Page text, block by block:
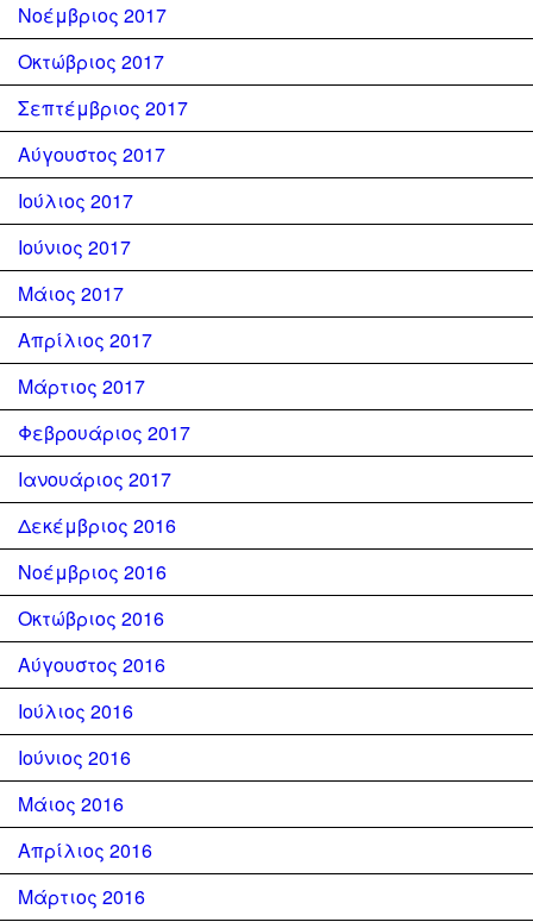
Νοέμβριος 2017
Οκτώβριος 2017
Σεπτέμβριος 2017
Αύγουστος 2017
Ιούλιος 2017
Ιούνιος 2017
Μάιος 2017
Απρίλιος 2017
Μάρτιος 2017
Φεβρουάριος 2017
Ιανουάριος 2017
Δεκέμβριος 2016
Νοέμβριος 2016
Οκτώβριος 2016
Αύγουστος 2016
Ιούλιος 2016
Ιούνιος 2016
Μάιος 2016
Απρίλιος 2016
Μάρτιος 2016